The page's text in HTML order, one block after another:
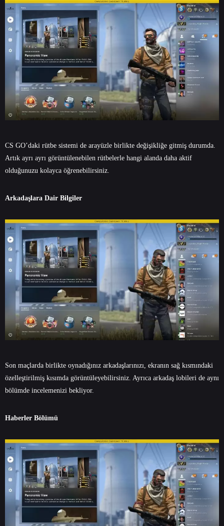
CS GO’daki rütbe sistemi de arayüzle birlikte değişikliğe gitmiş durumda.
Artık ayrı ayrı görüntülenebilen rütbelerle hangi alanda daha aktif
olduğunuzu kolayca öğrenebilirsiniz.
Arkadaşlara Dair Bilgiler
Son maçlarda birlikte oynadığınız arkadaşlarınızı, ekranın sağ kısmındaki
özelleştirilmiş kısımda görüntüleyebilirsiniz. Ayrıca arkadaş lobileri de aynı
bölümde incelemenizi bekliyor.
Haberler Bölümü